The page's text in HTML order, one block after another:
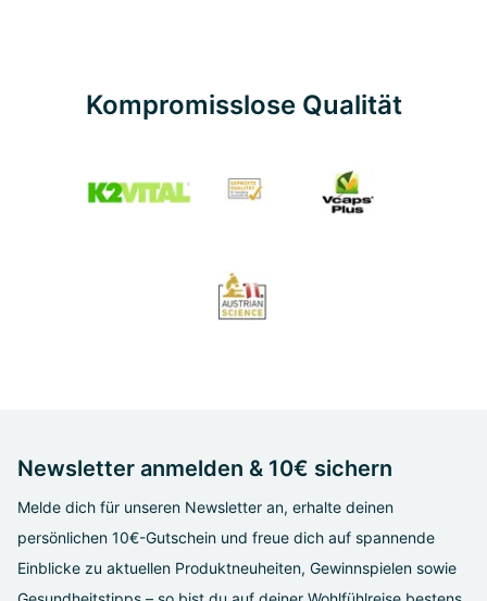
Kompromisslose Qualität
Newsletter anmelden & 10€ sichern
Melde dich für unseren Newsletter an, erhalte deinen
persönlichen 10€-Gutschein und freue dich auf spannende
Einblicke zu aktuellen Produktneuheiten, Gewinnspielen sowie